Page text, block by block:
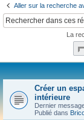
Aller sur la recherche
La
Créer un
intérieure
Dernier
Publié dans